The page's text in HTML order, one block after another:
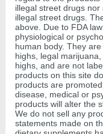
illegal street drugs
illegal street drugs.
above. Due to FDA
physiological or
human body. They
highs, legal
highs, and are not
products on this site
products are
disease, medical or
products will alter the
We do not sell any
statements made on